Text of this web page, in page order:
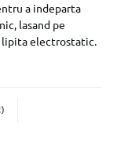
a indeparta
lasand pe
lipita electrostatic.